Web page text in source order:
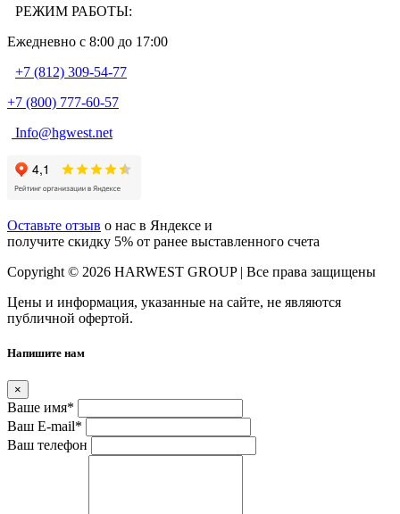
РЕЖИМ РАБОТЫ:
Ежедневно c 8:00 до 17:00
+7 (812) 309-54-77
+7 (800) 777-60-57
Info@hgwest.net
Оставьте отзыв о нас в Яндексе и
получите скидку 5% от ранее выставленного счета
Copyright © 2026 HARWEST GROUP | Все права защищены
Цены и информация, указанные на сайте, не являются
публичной офертой.
Напишите нам
×
Ваше имя*
Ваш E-mail*
Ваш телефон